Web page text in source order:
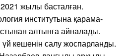
жылы басталған.
институтына қарама-
алтынға айналады.
кешенін салу жоспарланды.